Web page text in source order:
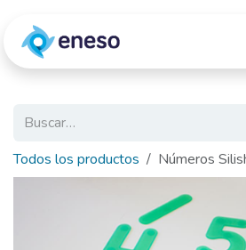
Todos los productos Números